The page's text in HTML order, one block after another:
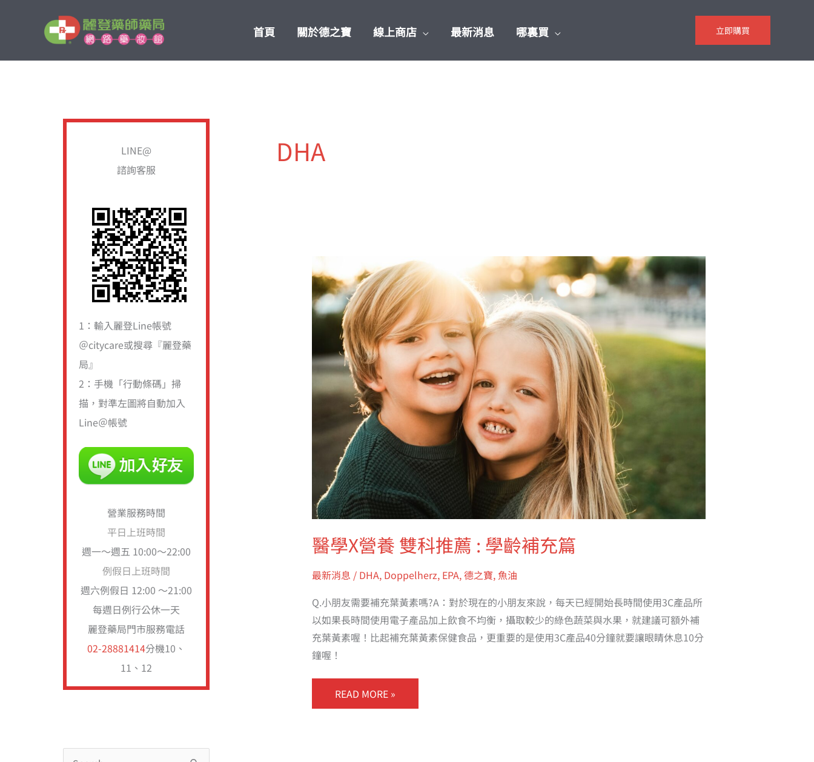
要
首頁 關於德之寶 線上商店 最新消息 哪裏買 立即購買
LINE@
諮詢客服
1：輸入麗登Line帳號
＠citycare或搜尋『麗登藥
局』
2：手機「行動條碼」掃
描，對準左圖將自動加入
Line＠帳號
營業服務時間
平日上班時間
週一～週五 10:00～22:00
例假日上班時間
週六例假日 12:00 ～21:00
每週日例行公休一天
麗登藥局門市服務電話
02-28881414分機10、
11、12
DHA
醫學X營養 雙科推薦 : 學齡補充篇
最新消息 / DHA, Doppelherz, EPA,德之寶, 魚油
Q.小朋友需要補充葉黃素嗎?A：對於現在的小朋友來說，每天已經開始長時間使用3C產品所
以如果長時間使用電子產品加上飲食不均衡，攝取較少的綠色蔬菜與水果，就建議可額外補
充葉黃素喔！比起補充葉黃素保健食品，更重要的是使用3C產品40分鐘就要讓眼睛休息10分
鐘喔！
X
營
養
雙
科
推
薦
學
齡
補
充
篇
READ MORE »